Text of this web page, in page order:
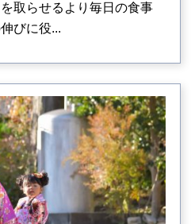
取らせるより毎日の食事
びに役...